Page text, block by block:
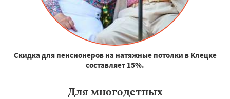
Скидка для пенсионеров на натяжные потолки в Клецке
составляет 15%.
Для многодетных